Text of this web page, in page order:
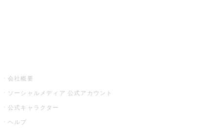
会社概要
ソーシャルメディア 公式アカウント
公式キャラクター
ヘルプ